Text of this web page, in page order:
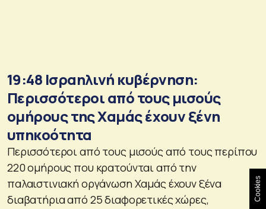
19:48 Ισραηλινή κυβέρνηση:
Περισσότεροι από τους μισούς
ομήρους της Χαμάς έχουν ξένη
υπηκοότητα
Περισσότεροι από τους μισούς από τους περίπου
220 ομήρους που κρατούνται από την
παλαιστινιακή οργάνωση Χαμάς έχουν ξένα
διαβατήρια από 25 διαφορετικές χώρες,
Cookies